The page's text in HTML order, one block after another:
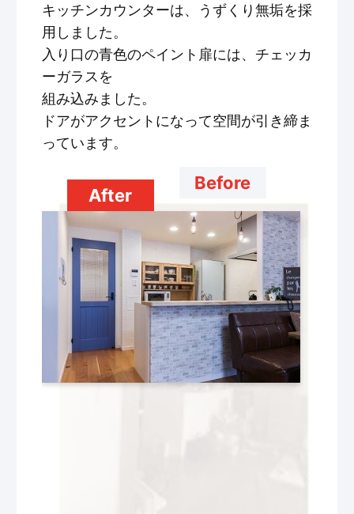
キッチンカウンターは、うずくり無垢を採
用しました。
入り口の青色のペイント扉には、チェッカ
ーガラスを
組み込みました。
ドアがアクセントになって空間が引き締ま
っています。
Before
After